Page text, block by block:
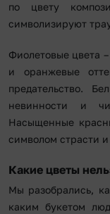
по цвету
символизируют
Фиолетовые цвета
и оранжевые
предательство.
невинности и
Насыщенные
символом страсти
Какие цветы
Мы разобрались,
каким букетом